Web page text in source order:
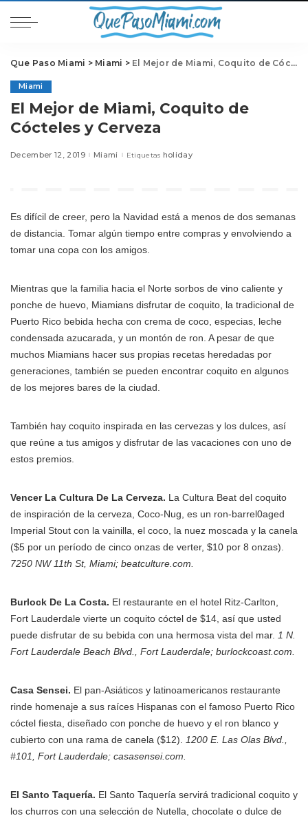
Que Paso Miami > Miami > El Mejor de Miami, Coquito de Cócteles y Cerveza
Miami
El Mejor de Miami, Coquito de
Cócteles y Cerveza
December 12, 2019 Miami Etiquetas holiday
Es difícil de creer, pero la Navidad está a menos de dos semanas
de distancia. Tomar algún tiempo entre compras y envolviendo a
tomar una copa con los amigos.
Mientras que la familia hacia el Norte sorbos de vino caliente y
ponche de huevo, Miamians disfrutar de coquito, la tradicional de
Puerto Rico bebida hecha con crema de coco, especias, leche
condensada azucarada, y un montón de ron. A pesar de que
muchos Miamians hacer sus propias recetas heredadas por
generaciones, también se pueden encontrar coquito en algunos
de los mejores bares de la ciudad.
También hay coquito inspirada en las cervezas y los dulces, así
que reúne a tus amigos y disfrutar de las vacaciones con uno de
estos premios.
Vencer La Cultura De La Cerveza. La Cultura Beat del coquito
de inspiración de la cerveza, Coco-Nug, es un ron-barrel0aged
Imperial Stout con la vainilla, el coco, la nuez moscada y la canela
($5 por un período de cinco onzas de verter, $10 por 8 onzas).
7250 NW 11th St, Miami; beatculture.com.
Burlock De La Costa. El restaurante en el hotel Ritz-Carlton,
Fort Lauderdale vierte un coquito cóctel de $14, así que usted
puede disfrutar de su bebida con una hermosa vista del mar. 1 N.
Fort Lauderdale Beach Blvd., Fort Lauderdale; burlockcoast.com.
Casa Sensei. El pan-Asiáticos y latinoamericanos restaurante
rinde homenaje a sus raíces Hispanas con el famoso Puerto Rico
cóctel fiesta, diseñado con ponche de huevo y el ron blanco y
cubierto con una rama de canela ($12).
1200 E. Las Olas Blvd.,
#101, Fort Lauderdale; casasensei.com.
El Santo Taquería. El Santo Taquería servirá tradicional coquito y
los churros con una selección de Nutella, chocolate o dulce de